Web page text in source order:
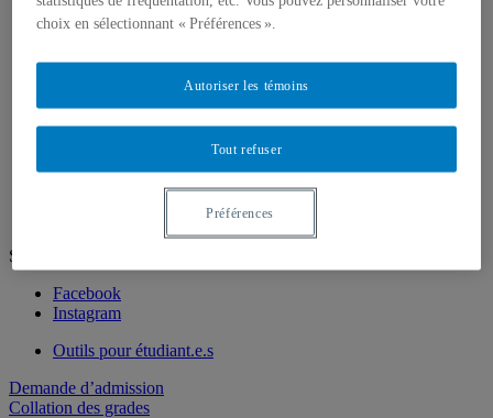
Journalisme
Médias expérimentaux
À propos de Tremplin
Suivez-nous
Facebook
Instagram
Outils pour étudiant.e.s
Demande d’admission
Collation des grades
choix en sélectionnant « Préférences ».
Tout refuser
Autoriser les témoins
Préférences